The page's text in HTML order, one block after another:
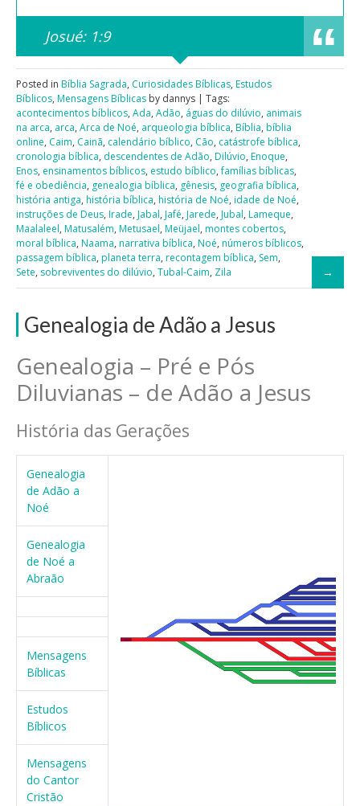
Josué: 1:9
Posted in Bíblia Sagrada, Curiosidades Bíblicas, Estudos
Bíblicos, Mensagens Bíblicas by dannys | Tags:
acontecimentos bíblicos, Ada, Adão, águas do dilúvio, animais
na arca, arca, Arca de Noé, arqueologia bíblica, Bíblia, bíblia
online, Caim, Cainã, calendário bíblico, Cão, catástrofe bíblica,
cronologia bíblica, descendentes de Adão, Dilúvio, Enoque,
Enos, ensinamentos bíblicos, estudo bíblico,famílias bíblicas,
fé e obediência, genealogia bíblica, gênesis, geografia bíblica,
história antiga, história bíblica, história de Noé, idade de Noé,
instruções de Deus, Irade, Jabal, Jafé, Jarede, Jubal, Lameque,
Maalaleel, Matusalém, Metusael, Meüjael, montes cobertos,
moral bíblica, Naama, narrativa bíblica, Noé, números bíblicos,
passagem bíblica, planeta terra, recontagem bíblica, Sem,
Sete, sobreviventes do dilúvio, Tubal-Caim, Zila
Genealogia de Adão a Jesus
Genealogia – Pré e Pós
Diluvianas – de Adão a Jesus
História das Gerações
Genealogia
de Adão a
Noé
Genealogia
de Noé a
Abraão
Mensagens
Bíblicas
Estudos
Bíblicos
Mensagens
do Cantor
Cristão